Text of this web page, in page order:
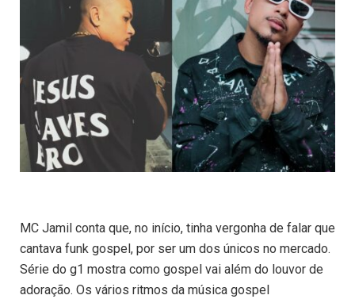
MC Jamil conta que, no início, tinha vergonha de falar que
cantava funk gospel, por ser um dos únicos no mercado.
Série do g1 mostra como gospel vai além do louvor de
adoração. Os vários ritmos da música gospel